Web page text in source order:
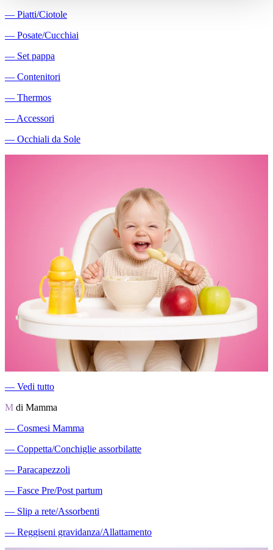
― Piatti/Ciotole
― Posate/Cucchiai
― Set pappa
― Contenitori
― Thermos
― Accessori
― Occhiali da Sole
― Vedi tutto
M di Mamma
― Cosmesi Mamma
― Coppetta/Conchiglie assorbilatte
― Paracapezzoli
― Fasce Pre/Post partum
― Slip a rete/Assorbenti
― Reggiseni gravidanza/Allattamento